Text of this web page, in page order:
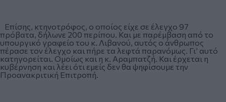
Επίσης, κτηνοτρόφος, ο οποίος είχε σε έλεγχο 97
πρόβατα, δήλωνε 200 περίπου. Και με παρέμβαση από το
υπουργικό γραφείο του κ. Λιβανού, αυτός ο άνθρωπος
πέρασε τον έλεγχο και πήρε τα λεφτά παρανόμως. Γι’ αυτό
κατηγορείται. Ομοίως και η κ. Αραμπατζή. Και έρχεται η
κυβέρνηση και λέει ότι εμείς δεν θα ψηφίσουμε την
Προανακριτική Επιτροπή.